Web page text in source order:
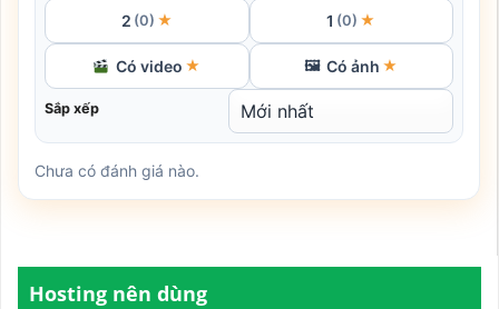
2 (0) ★ 1 (0) ★
Có video ★ 🖼 Có ảnh ★
Sắp xếp
Chưa có đánh giá nào.
Hosting nên dùng